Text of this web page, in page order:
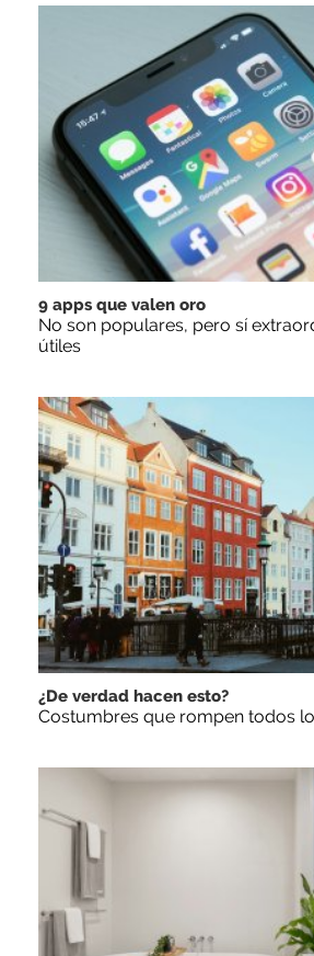
9 apps que valen oro
No son populares, pero sí
útiles
¿De verdad hacen esto?
Costumbres que rompen todos